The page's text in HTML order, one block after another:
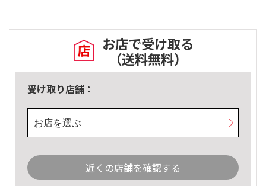
お店で受け取る
（送料無料）
受け取り店舗：
お店を選ぶ
近くの店舗を確認する